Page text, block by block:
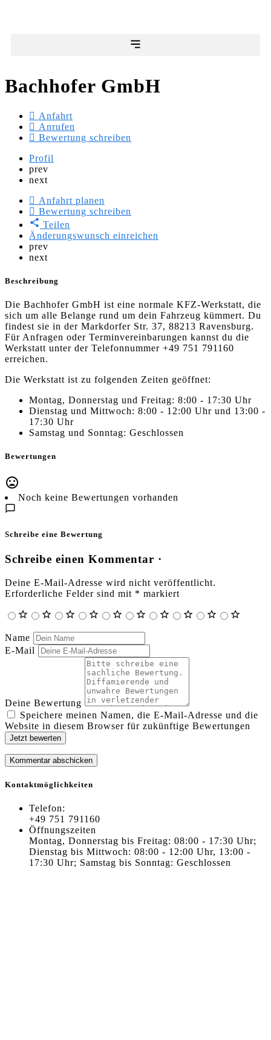
Bachhofer GmbH
Anfahrt
Anrufen
Bewertung schreiben
Profil
prev
next
Anfahrt planen
Bewertung schreiben
Teilen
Änderungswunsch einreichen
prev
next
Beschreibung
Die Bachhofer GmbH ist eine normale KFZ-Werkstatt, die
sich um alle Belange rund um dein Fahrzeug kümmert. Du
findest sie in der Markdorfer Str. 37, 88213 Ravensburg.
Für Anfragen oder Terminvereinbarungen kannst du die
Werkstatt unter der Telefonnummer +49 751 791160
erreichen.
Die Werkstatt ist zu folgenden Zeiten geöffnet:
Montag, Donnerstag und Freitag: 8:00 - 17:30 Uhr
Dienstag und Mittwoch: 8:00 - 12:00 Uhr und 13:00 -
17:30 Uhr
Samstag und Sonntag: Geschlossen
Bewertungen
Noch keine Bewertungen vorhanden
Schreibe eine Bewertung
Schreibe einen Kommentar ·
Deine E-Mail-Adresse wird nicht veröffentlicht.
Erforderliche Felder sind mit * markiert
Name
E-Mail
Deine Bewertung
Speichere meinen Namen, die E-Mail-Adresse und die
Website in diesem Browser für zukünftige Bewertungen
Jetzt bewerten
Kontaktmöglichkeiten
Telefon:
+49 751 791160
Öffnungszeiten
Montag, Donnerstag bis Freitag: 08:00 - 17:30 Uhr;
Dienstag bis Mittwoch: 08:00 - 12:00 Uhr, 13:00 -
17:30 Uhr; Samstag bis Sonntag: Geschlossen